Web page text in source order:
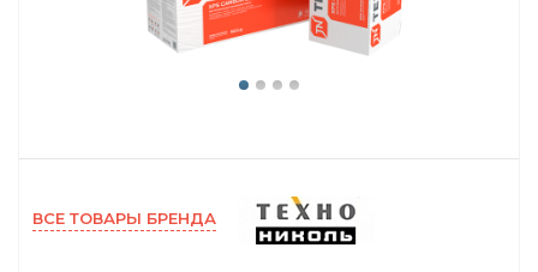
ВСЕ ТОВАРЫ БРЕНДА